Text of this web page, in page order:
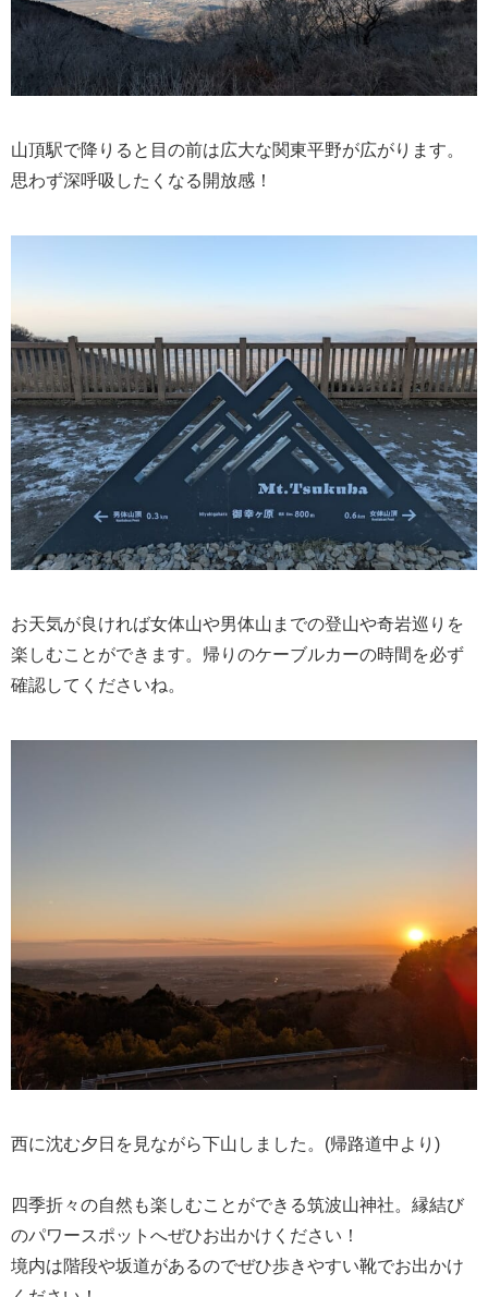
山頂駅で降りると目の前は広大な関東平野が広がります。
思わず深呼吸したくなる開放感！
お天気が良ければ女体山や男体山までの登山や奇岩巡りを
楽しむことができます。帰りのケーブルカーの時間を必ず
確認してくださいね。
西に沈む夕日を見ながら下山しました。(帰路道中より)
四季折々の自然も楽しむことができる筑波山神社。縁結び
のパワースポットへぜひお出かけください！
境内は階段や坂道があるのでぜひ歩きやすい靴でお出かけ